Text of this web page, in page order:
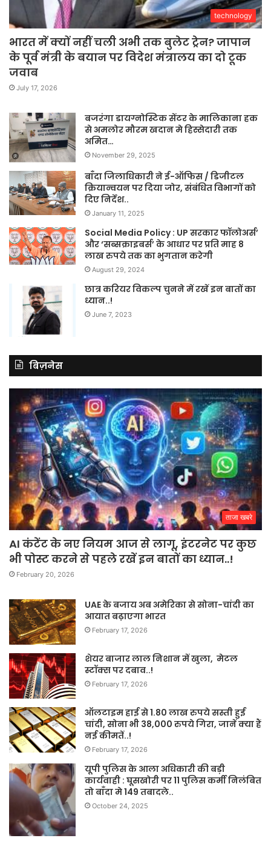
technology
भारत में क्यों नहीं चली अभी तक बुलेट ट्रेन? जापान
के पूर्व मंत्री के बयान पर विदेश मंत्रालय का दो टूक
जवाब
July 17, 2026
बजरंगा डायग्नोस्टिक सेंटर के मालिकाना हक
से अमलोर मौरम खदान मे हिस्सेदारी तक
अमित…
November 29, 2025
बाँदा जिलाधिकारी ने ई-ऑफिस / डिजीटल
क्रियान्वयन पर दिया जोर, संबंधित विभागों को
दिए निर्देश..
January 11, 2025
Social Media Policy : UP सरकार फॉलोअर्स’
और ‘सब्सक्राइबर्स’ के आधार पर प्रति माह 8
लाख रुपये तक का भुगतान करेगी
August 29, 2024
छात्र करियर विकल्प चुनने में रखें इन बातों का
ध्यान..!
June 7, 2023
बिज़नेस
ताजा खबरे
AI कंटेंट के नए नियम आज से लागू, इंटरनेट पर कुछ
भी पोस्ट करने से पहले रखें इन बातों का ध्यान..!
February 20, 2026
UAE के बजाय अब अमेरिका से सोना-चांदी का
आयात बढ़ाएगा भारत
February 17, 2026
शेयर बाजार लाल निशान में खुला, मेटल
स्टॉक्स पर दबाव..!
February 17, 2026
ऑलटाइम हाई से 1.80 लाख रुपये सस्ती हुई
चांदी, सोना भी 38,000 रुपये गिरा, जानें क्या हैं
नई कीमतें..!
February 17, 2026
यूपी पुलिस के आला अधिकारी की बड़ी
कार्यवाही : घूसखोरी पर 11 पुलिस कर्मी निलंबित
तो बाँदा मे 149 तबादले..
October 24, 2025